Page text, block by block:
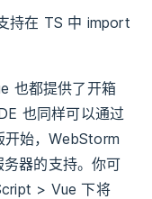
持在 TS 中 import
也都提供了开箱
也同样可以通过
始，WebStorm
器的支持。你可
> Vue 下将